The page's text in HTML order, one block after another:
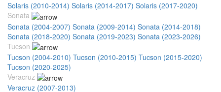
Solaris (2010-2014) Solaris (2014-2017) Solaris (2017-2020)
Sonata
Sonata (2004-2007) Sonata (2009-2014) Sonata (2014-2018)
Sonata (2018-2020) Sonata (2019-2023) Sonata (2023-2026)
Tucson
Tucson (2004-2010) Tucson (2010-2015) Tucson (2015-2020)
Tucson (2020-2025)
Veracruz
Veracruz (2007-2013)